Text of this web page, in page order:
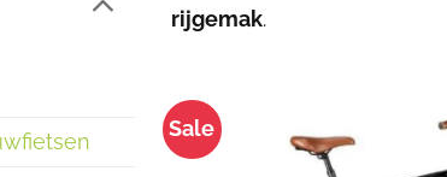
rijgemak.
Sale